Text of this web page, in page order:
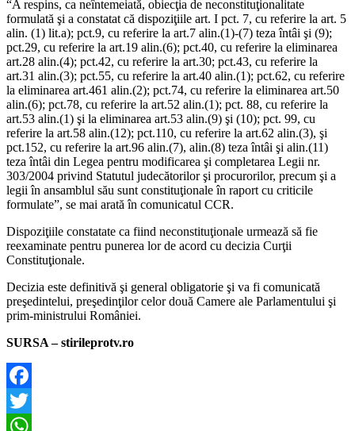
“A respins, ca neîntemeiată, obiecţia de neconstituţionalitate
formulată şi a constatat că dispoziţiile art. I pct. 7, cu referire la art. 5
alin. (1) lit.a); pct.9, cu referire la art.7 alin.(1)-(7) teza întâi şi (9);
pct.29, cu referire la art.19 alin.(6); pct.40, cu referire la eliminarea
art.28 alin.(4); pct.42, cu referire la art.30; pct.43, cu referire la
art.31 alin.(3); pct.55, cu referire la art.40 alin.(1); pct.62, cu referire
la eliminarea art.461 alin.(2); pct.74, cu referire la eliminarea art.50
alin.(6); pct.78, cu referire la art.52 alin.(1); pct. 88, cu referire la
art.53 alin.(1) şi la eliminarea art.53 alin.(9) şi (10); pct. 99, cu
referire la art.58 alin.(12); pct.110, cu referire la art.62 alin.(3), şi
pct.152, cu referire la art.96 alin.(7), alin.(8) teza întâi şi alin.(11)
teza întâi din Legea pentru modificarea şi completarea Legii nr.
303/2004 privind Statutul judecătorilor şi procurorilor, precum şi a
legii în ansamblul său sunt constituţionale în raport cu criticile
formulate”, se mai arată în comunicatul CCR.
Dispoziţiile constatate ca fiind neconstituţionale urmează să fie
reexaminate pentru punerea lor de acord cu decizia Curţii
Constituţionale.
Decizia este definitivă şi general obligatorie şi va fi comunicată
preşedintelui, preşedinţilor celor două Camere ale Parlamentului şi
prim-ministrului României.
SURSA – stirileprotv.ro
Facebook
Twitter